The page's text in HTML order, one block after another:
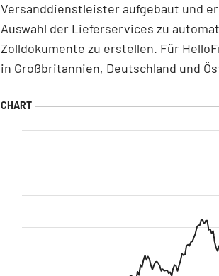
Versanddienstleister aufgebaut und
Auswahl der Lieferservices zu
Zolldokumente zu erstellen. Für
in Großbritannien, Deutschland und